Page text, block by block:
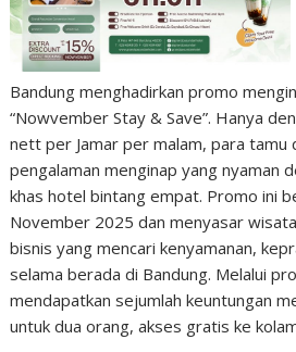
Bandung menghadirkan promo
“Nowvember Stay & Save”. Hanya
nett per Jamar per malam, para tamu
pengalaman menginap yang nyaman
khas hotel bintang empat. Promo ini
November 2025 dan menyasar
bisnis yang mencari kenyamanan,
selama berada di Bandung. Melalui
mendapatkan sejumlah keuntungan
untuk dua orang, akses gratis ke